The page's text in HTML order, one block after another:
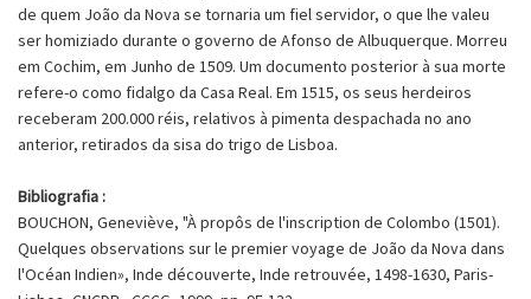
de quem João da Nova se tornaria um fiel servidor, o que lhe valeu
ser homiziado durante o governo de Afonso de Albuquerque. Morreu
em Cochim, em Junho de 1509. Um documento posterior à sua morte
refere-o como fidalgo da Casa Real. Em 1515, os seus herdeiros
receberam 200.000 réis, relativos à pimenta despachada no ano
anterior, retirados da sisa do trigo de Lisboa.
Bibliografia :
BOUCHON, Geneviève, "À propôs de l'inscription de Colombo (1501).
Quelques observations sur le premier voyage de João da Nova dans
l'Océan Indien», Inde découverte, Inde retrouvée, 1498-1630, Paris-